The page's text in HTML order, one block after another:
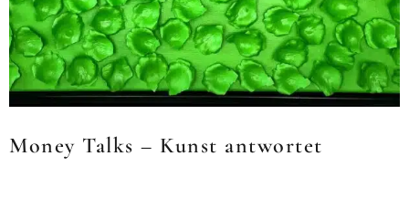
Money Talks – Kunst antwortet